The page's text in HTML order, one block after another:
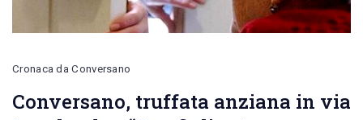
Cronaca da Conversano
Conversano, truffata anziana in via